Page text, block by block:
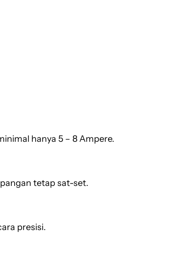
hanya 5 – 8 Ampere.
tetap sat-set.
presisi.